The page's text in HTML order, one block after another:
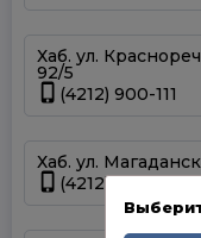
Хаб. ул.
92/5
(4212) 900-111
Хаб. ул.
(4212) 63-39-83